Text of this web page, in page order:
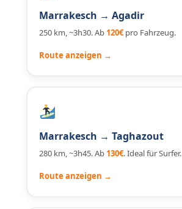
Marrakesch → Agadir
250 km, ~3h30. Ab 120€pro Fahrzeug.
Route anzeigen →
Marrakesch → Taghazout
280 km, ~3h45. Ab 130€. Ideal für Surfer.
Route anzeigen →